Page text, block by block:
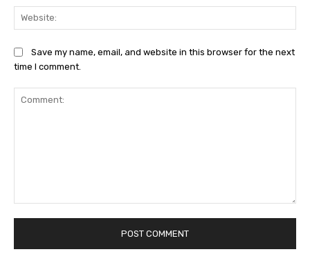
Save my name, email, and website in this browser for the next
time I comment.